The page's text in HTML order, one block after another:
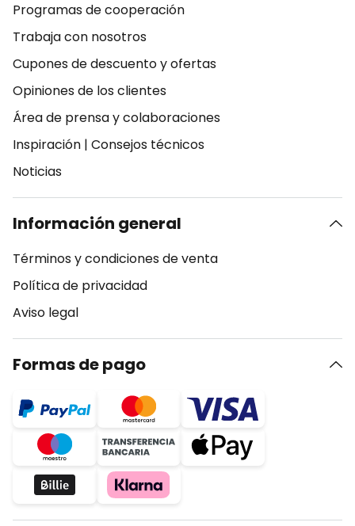
Programas de cooperación
Trabaja con nosotros
Cupones de descuento y ofertas
Opiniones de los clientes
Área de prensa y colaboraciones
Inspiración | Consejos técnicos
Noticias
Información general
Términos y condiciones de venta
Política de privacidad
Aviso legal
Formas de pago